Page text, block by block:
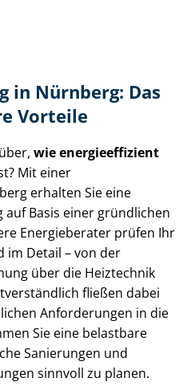
in Nürnberg: Das
Vorteile
wie en­er­gie­ef­fi­zi­ent
Mit einer
erhalten Sie eine
auf Basis einer gründlichen
Energieberater prüfen Ihr
im Detail – von der
über die Heiztechnik
fließen dabei
Anforderungen in die
Sie eine belastbare
Sanierungen und
sinnvoll zu planen.